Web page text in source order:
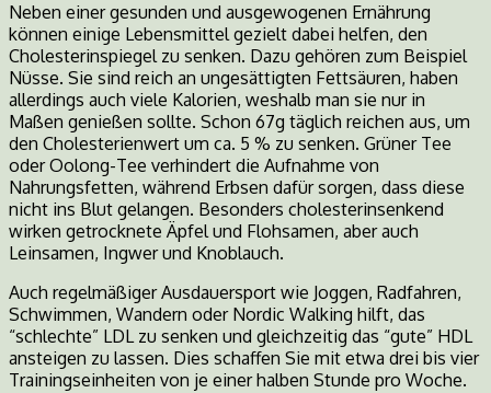
Neben einer gesunden und ausgewogenen Ernährung
können einige Lebensmittel gezielt dabei helfen, den
Cholesterinspiegel zu senken. Dazu gehören zum Beispiel
Nüsse. Sie sind reich an ungesättigten Fettsäuren, haben
allerdings auch viele Kalorien, weshalb man sie nur in
Maßen genießen sollte. Schon 67g täglich reichen aus, um
den Cholesterienwert um ca. 5 % zu senken. Grüner Tee
oder Oolong-Tee verhindert die Aufnahme von
Nahrungsfetten, während Erbsen dafür sorgen, dass diese
nicht ins Blut gelangen. Besonders cholesterinsenkend
wirken getrocknete Äpfel und Flohsamen, aber auch
Leinsamen, Ingwer und Knoblauch.
Auch regelmäßiger Ausdauersport wie Joggen, Radfahren,
Schwimmen, Wandern oder Nordic Walking hilft, das
“schlechte” LDL zu senken und gleichzeitig das “gute” HDL
ansteigen zu lassen. Dies schaffen Sie mit etwa drei bis vier
Trainingseinheiten von je einer halben Stunde pro Woche.